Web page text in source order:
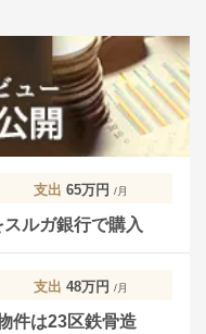
支出 65万円 /月
ルガ銀行で購入
支出 48万円 /月
件は23区鉄骨造